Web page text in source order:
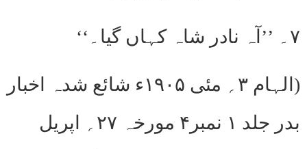
۷۔ ’’آہ نادر شاہ کہاں گیا۔‘‘
(الہام ۳؍ مئی ۱۹۰۵ء شائع شدہ اخبار
بدر جلد ۱ نمبر۴ مورخہ ۲۷؍ اپریل